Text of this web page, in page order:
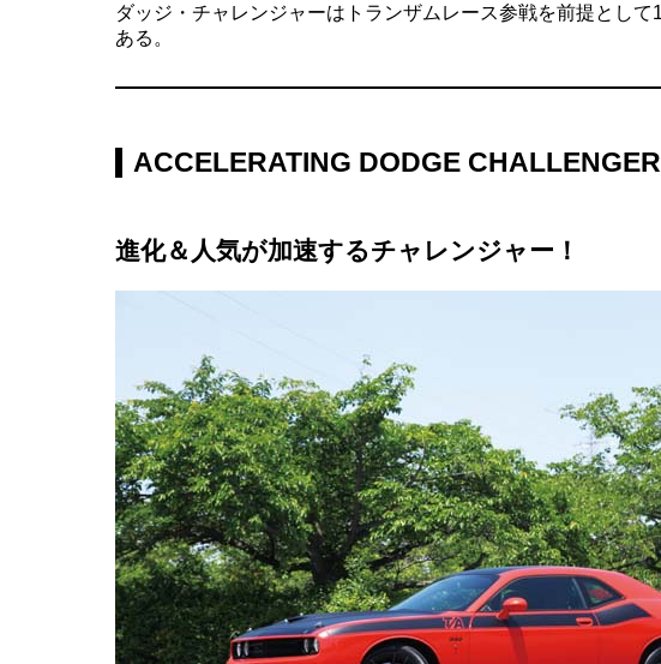
ダッジ・チャレンジャーはトランザムレース参戦を前提とし
ある。
ACCELERATING DODGE CHALLENGER
進化＆人気が加速するチャレンジャー！